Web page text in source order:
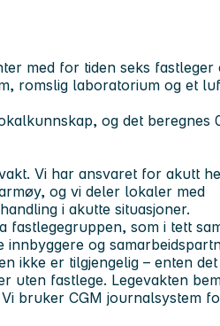
med for tiden seks fastleger
romslig laboratorium og et
og det beregnes
Vi har ansvaret for akutt
og vi deler lokaler med
i akutte situasjoner.
fastlegegruppen, som i tett
og
ikke er tilgjengelig – enten
uten fastlege. Legevakten
bruker CGM journalsystem